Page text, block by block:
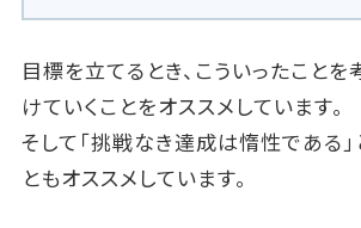
目標を立てるとき、こういったこと
けていくことをオススメしています。
そして「挑戦なき達成は惰性である」
ともオススメしています。